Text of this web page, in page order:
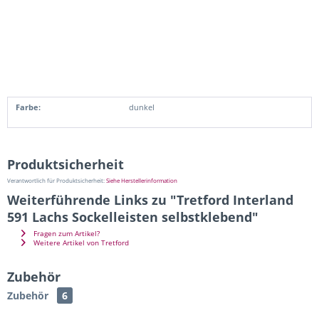
Farbe: dunkel
Produktsicherheit
Verantwortlich für Produktsicherheit:Siehe Herstellerinformation
Weiterführende Links zu "Tretford Interland
591 Lachs Sockelleisten selbstklebend"
Fragen zum Artikel?
Weitere Artikel von Tretford
Zubehör
Zubehör 6